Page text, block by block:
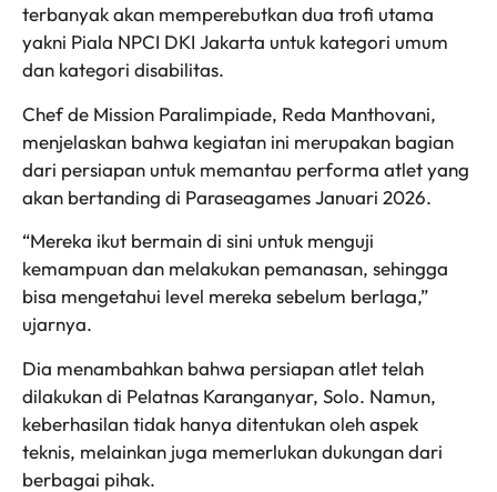
terbanyak akan memperebutkan dua trofi utama
yakni Piala NPCI DKI Jakarta untuk kategori umum
dan kategori disabilitas.
Chef de Mission Paralimpiade, Reda Manthovani,
menjelaskan bahwa kegiatan ini merupakan bagian
dari persiapan untuk memantau performa atlet yang
akan bertanding di Paraseagames Januari 2026.
“Mereka ikut bermain di sini untuk menguji
kemampuan dan melakukan pemanasan, sehingga
bisa mengetahui level mereka sebelum berlaga,”
ujarnya.
Dia menambahkan bahwa persiapan atlet telah
dilakukan di Pelatnas Karanganyar, Solo. Namun,
keberhasilan tidak hanya ditentukan oleh aspek
teknis, melainkan juga memerlukan dukungan dari
berbagai pihak.